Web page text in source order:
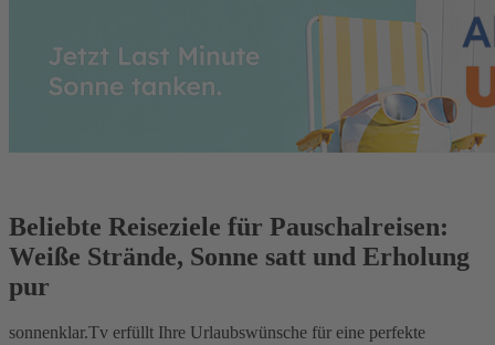
Beliebte Reiseziele für Pauschalreisen:
Weiße Strände, Sonne satt und Erholung
pur
sonnenklar.Tv erfüllt Ihre Urlaubswünsche für eine perfekte